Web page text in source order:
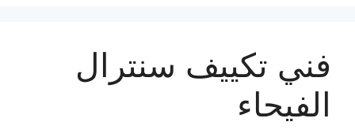
فني تكييف سنترال
الفيحاء